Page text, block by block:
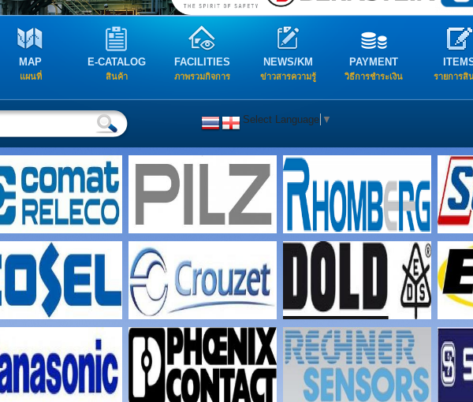
MAP
แผนที่
E-CATALOG
สินค้า
FACILITIES
ภาพรวมกิจการ
NEWS/KM
ข่าวสารความรู้
PAYMENT
วิธีการชำระเงิน รายการสิ
Select Language ▼